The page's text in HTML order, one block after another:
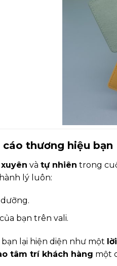
thương hiệu bạn
và tự nhiên trong
lý luôn:
bạn trên vali.
lại hiện diện như một
tâm trí khách hàng một